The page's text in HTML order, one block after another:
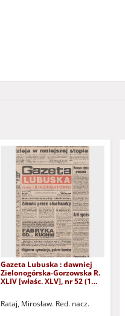
Gazeta Lubuska : dawniej
Zielonogórska-Gorzowska R.
XLIV [właśc. XLV], nr 52 (1
Rataj, Mirosław. Red. nacz.